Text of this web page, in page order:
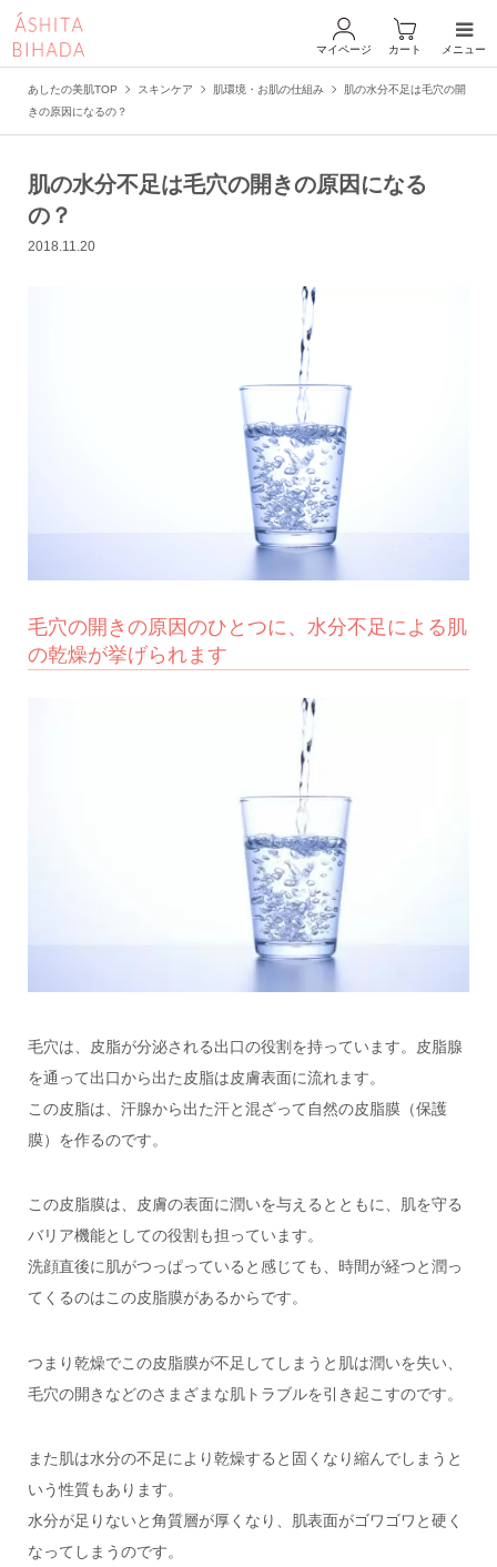
マイページ カート メニュー
あしたの美肌TOP スキンケア 肌環境・お肌の仕組み
肌の水分不足は毛穴の開
きの原因になるの？
肌の水分不足は毛穴の開きの原因になる
の？
2018.11.20
毛穴の開きの原因のひとつに、水分不足による肌
の乾燥が挙げられます
毛穴は、皮脂が分泌される出口の役割を持っています。皮脂腺
を通って出口から出た皮脂は皮膚表面に流れます。
この皮脂は、汗腺から出た汗と混ざって自然の皮脂膜（保護
膜）を作るのです。
この皮脂膜は、皮膚の表面に潤いを与えるとともに、肌を守る
バリア機能としての役割も担っています。
洗顔直後に肌がつっぱっていると感じても、時間が経つと潤っ
てくるのはこの皮脂膜があるからです。
つまり乾燥でこの皮脂膜が不足してしまうと肌は潤いを失い、
毛穴の開きなどのさまざまな肌トラブルを引き起こすのです。
また肌は水分の不足により乾燥すると固くなり縮んでしまうと
いう性質もあります。
水分が足りないと角質層が厚くなり、肌表面がゴワゴワと硬く
なってしまうのです。